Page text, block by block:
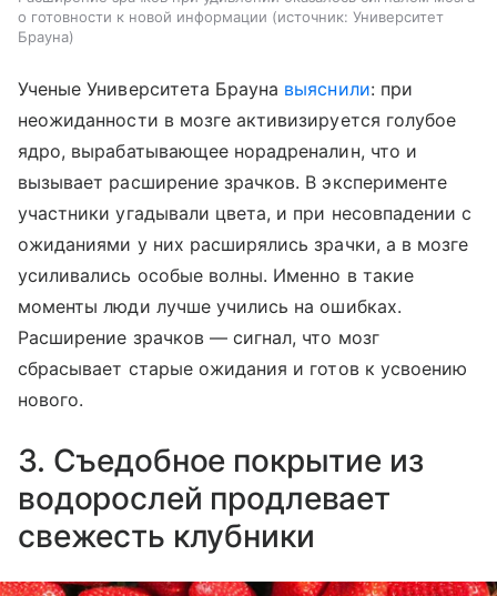
о готовности к новой информации
источник: Университет
Брауна
Ученые Университета Брауна выяснили: при
неожиданности в мозге активизируется голубое
ядро, вырабатывающее норадреналин, что и
вызывает расширение зрачков. В эксперименте
участники угадывали цвета, и при несовпадении с
ожиданиями у них расширялись зрачки, а в мозге
усиливались особые волны. Именно в такие
моменты люди лучше учились на ошибках.
Расширение зрачков — сигнал, что мозг
сбрасывает старые ожидания и готов к усвоению
нового.
3. Съедобное покрытие из
водорослей продлевает
свежесть клубники